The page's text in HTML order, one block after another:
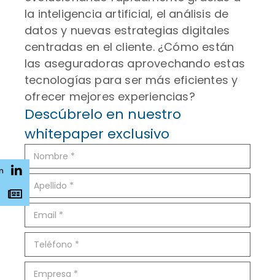
la inteligencia artificial, el análisis de
datos y nuevas estrategias digitales
centradas en el cliente. ¿Cómo están
las aseguradoras aprovechando estas
tecnologías para ser más eficientes y
ofrecer mejores experiencias?
Descúbrelo en nuestro
whitepaper exclusivo